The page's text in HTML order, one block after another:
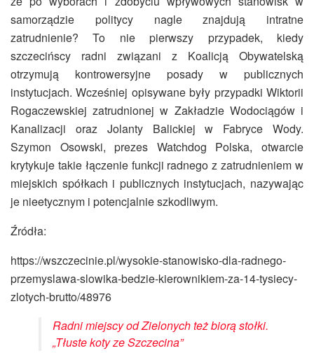
samorządzie politycy nagle znajdują intratne
zatrudnienie? To nie pierwszy przypadek, kiedy
szczecińscy radni związani z Koalicją Obywatelską
otrzymują kontrowersyjne posady w publicznych
instytucjach. Wcześniej opisywane były przypadki Wiktorii
Rogaczewskiej zatrudnionej w Zakładzie Wodociągów i
Kanalizacji oraz Jolanty Balickiej w Fabryce Wody.
Szymon Osowski, prezes Watchdog Polska, otwarcie
krytykuje takie łączenie funkcji radnego z zatrudnieniem w
miejskich spółkach i publicznych instytucjach, nazywając
je nieetycznym i potencjalnie szkodliwym.
Źródła:
https://wszczecinie.pl/wysokie-stanowisko-dla-radnego-
przemyslawa-slowika-bedzie-kierownikiem-za-14-tysiecy-
zlotych-brutto/48976
Radni miejscy od Zielonych też biorą stołki.
„Tłuste koty ze Szczecina”